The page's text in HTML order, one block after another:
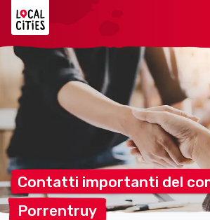
Contatti importanti del
Porrentruy